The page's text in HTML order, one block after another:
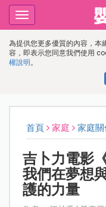
為提供您更多優質的內容，本
容，即表示您同意我們使用
權說明 。
Toggle
navigation
首頁 家庭 家庭關
吉卜力電影
我們在夢想
護的力量